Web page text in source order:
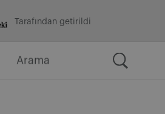
Tarafından getirildi